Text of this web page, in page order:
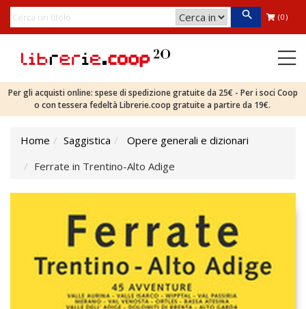
(0)
Per gli acquisti online: spese di spedizione gratuite da 25€ - Per i soci Coop
o con tessera fedeltà Librerie.coop gratuite a partire da 19€.
Home Saggistica
Opere generali e dizionari
Ferrate in Trentino-Alto Adige